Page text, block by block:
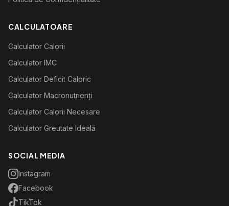
CALCULATOARE
Calculator Calorii
Calculator IMC
Calculator Deficit Caloric
Calculator Macronutrienți
Calculator Calorii Necesare
Calculator Greutate Ideală
SOCIAL MEDIA
Instagram
Facebook
TikTok